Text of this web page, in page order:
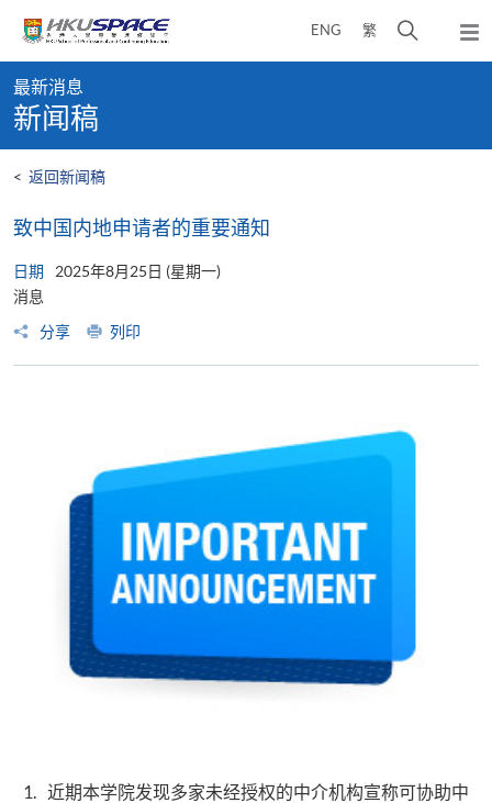
content
ENG 繁
开
弹
出
content
start
最新消息
新闻稿
< 返回新闻稿
致中国内地申请者的重要通知
日期
2025年8月25日 (星期一)
消息
分享
列印
近期本学院发现多家未经授权的中介机构宣称可协助中